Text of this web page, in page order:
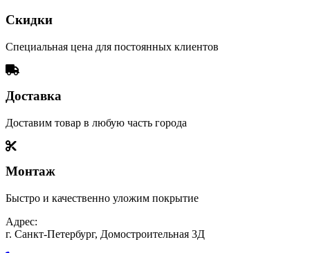
Скидки
Специальная цена для постоянных клиентов
Доставка
Доставим товар в любую часть города
Монтаж
Быстро и качественно уложим покрытие
Адрес:
г. Санкт-Петербург, Домостроительная 3Д